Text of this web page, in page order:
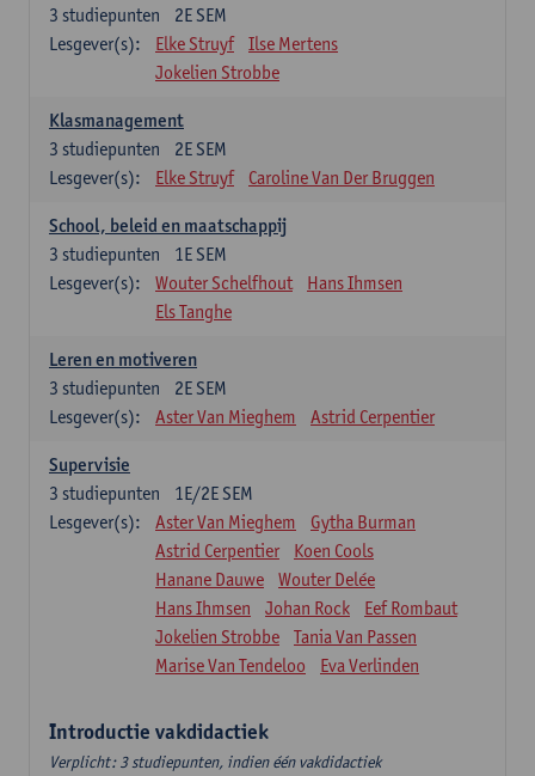
2E SEM
3 studiepunten
Lesgever(s):
Elke Struyf
Ilse Mertens
Jokelien Strobbe
Klasmanagement
2E SEM
3 studiepunten
Lesgever(s):
Elke Struyf Caroline Van Der Bruggen
School, beleid en maatschappij
1E SEM
3 studiepunten
Lesgever(s):
Wouter Schelfhout
Hans Ihmsen
Els Tanghe
Leren en motiveren
2E SEM
3 studiepunten
Lesgever(s):
Aster Van Mieghem Astrid Cerpentier
Supervisie
1E/2E SEM
3 studiepunten
Lesgever(s):
Aster Van Mieghem
Gytha Burman
Astrid Cerpentier
Koen Cools
Hanane Dauwe
Wouter Delée
Hans Ihmsen
Johan Rock
Eef Rombaut
Jokelien Strobbe
Tania Van Passen
Marise Van Tendeloo
Eva Verlinden
Introductie vakdidactiek
Verplicht: 3 studiepunten, indien één vakdidactiek